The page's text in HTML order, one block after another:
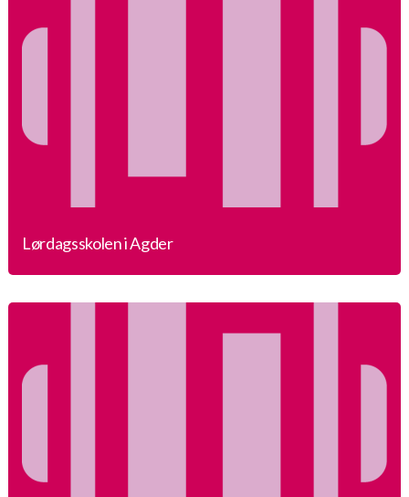
Lørdagsskolen i Agder